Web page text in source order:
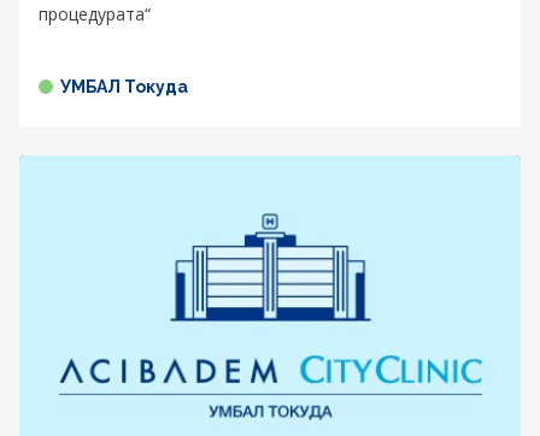
процедурата“
УМБАЛ Токуда